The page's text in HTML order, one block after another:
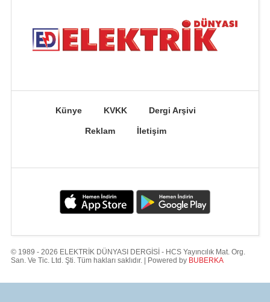
Künye KVKK Dergi Arşivi
Reklam İletişim
© 1989 - 2026 ELEKTRİK DÜNYASI DERGİSİ - HCS Yayıncılık Mat. Org.
San. Ve Tic. Ltd. Şti. Tüm hakları saklıdır. | Powered by BUBERKA